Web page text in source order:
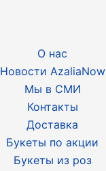
О нас
Новости AzaliaNow
Мы в СМИ
Контакты
Доставка
Букеты по акции
Букеты из роз